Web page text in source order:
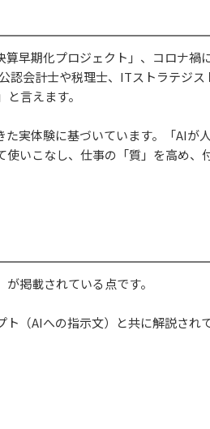
早期化プロジェクト」、コロナ禍
認会計士や税理士、ITストラテジス
言えます。
実体験に基づいています。「AIが
いこなし、仕事の「質」を高め、
掲載されている点です。
（AIへの指示文）と共に解説され